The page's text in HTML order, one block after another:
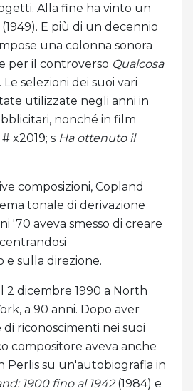
Alla fine ha vinto un
(1949). E più di un decennio
una colonna sonora
per il controverso Qualcosa
Le selezioni dei suoi vari
utilizzate negli anni in
nonché in film
x2019; s Ha ottenuto il
composizioni, Copland
tonale di derivazione
'70 aveva smesso di creare
e sulla direzione.
2 dicembre 1990 a North
a 90 anni. Dopo aver
riconoscimenti nei suoi
compositore aveva anche
Perlis su un'autobiografia in
1900 fino al 1942(1984) e